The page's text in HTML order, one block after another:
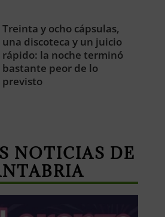
Treinta y ocho cápsulas,
una discoteca y un juicio
rápido: la noche terminó
bastante peor de lo
previsto
NOTICIAS DE